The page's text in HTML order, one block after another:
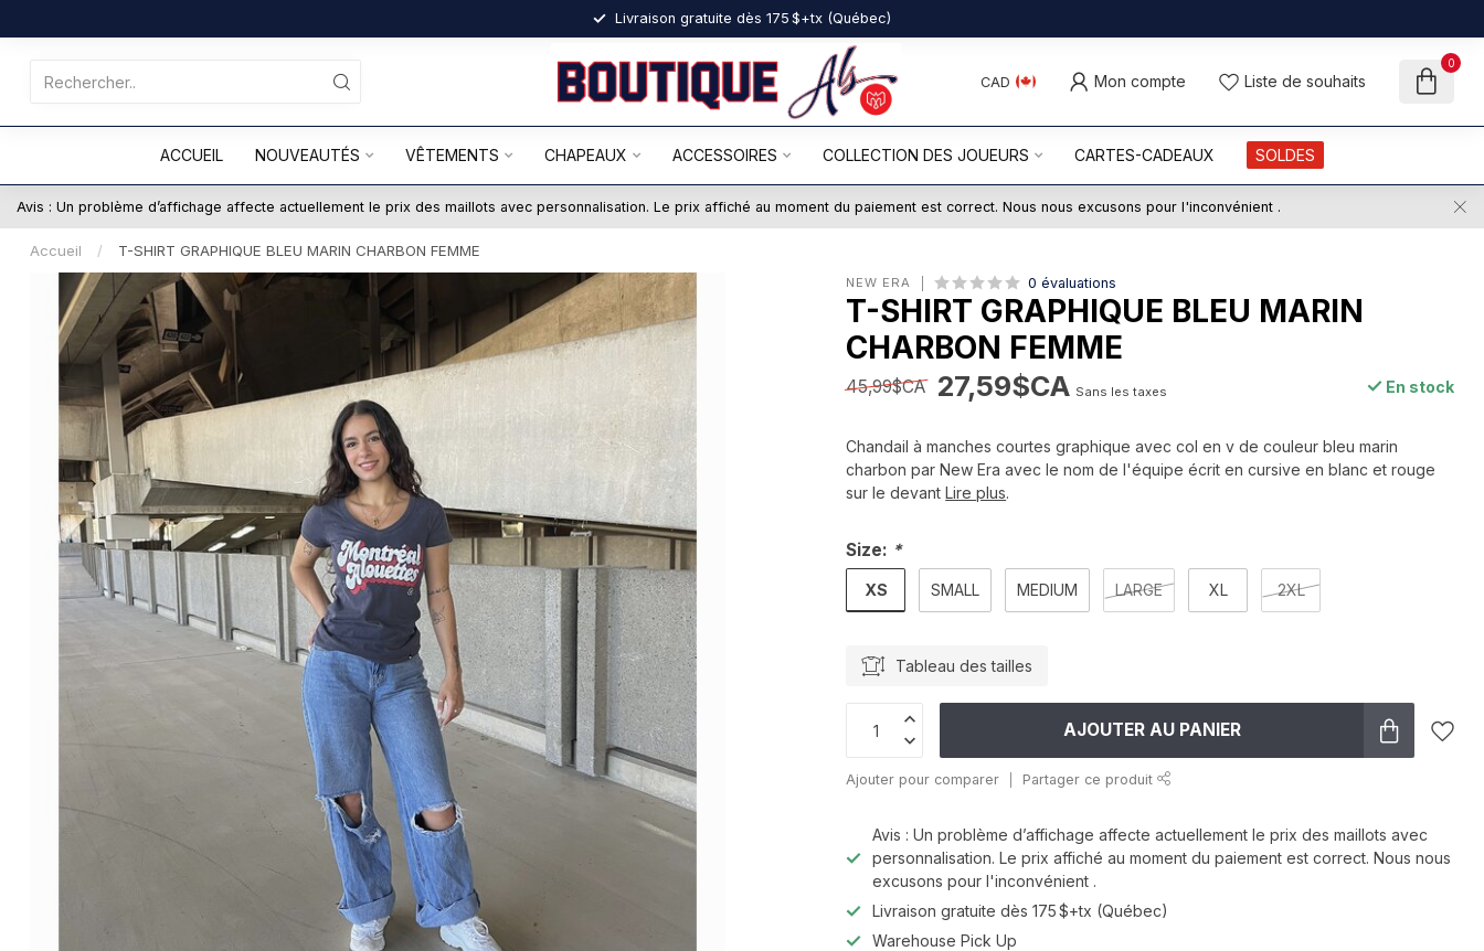
Livraison gratuite dès 175 $+tx (Québec)
CAD Mon compte Liste de souhaits
0
ACCUEIL NOUVEAUTÉS VÊTEMENTS CHAPEAUX ACCESSOIRES COLLECTION DES JOUEURS CARTES-CADEAUX SOLDES
Avis : Un problème d’affichage affecte actuellement le prix des maillots avec personnalisation. Le prix affiché au moment du paiement est correct. Nous nous excusons pour l'inconvénient .
Accueil / T-SHIRT GRAPHIQUE BLEU MARIN CHARBON FEMME
NEW ERA 0 évaluations
T-SHIRT GRAPHIQUE BLEU MARIN
CHARBON FEMME
45,99$CA 27,59$CA Sans les taxes En stock
Chandail à manches courtes graphique avec col en v de couleur bleu marin
charbon par New Era avec le nom de l'équipe écrit en cursive en blanc et rouge
sur le devantLire plus.
Size: *
XS SMALL MEDIUM LARGE XL 2XL
Tableau des tailles
AJOUTER AU PANIER
Ajouter pour comparer Partager ce produit
Avis : Un problème d’affichage affecte actuellement le prix des maillots avec
personnalisation. Le prix affiché au moment du paiement est correct. Nous nous
excusons pour l'inconvénient .
Livraison gratuite dès 175 $+tx (Québec)
Warehouse Pick Up